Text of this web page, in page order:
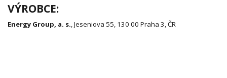
VÝROBCE:
Energy Group, a. s., Jeseniova 55, 130 00 Praha 3, ČR